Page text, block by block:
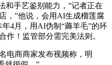
和手艺鉴别能力，”记者正在
，”他说，会用AI生成榴莲腐
4月，用AI伪制“薅羊毛”的环
作！监管部分需完美法则。
商商家发布视频称，明